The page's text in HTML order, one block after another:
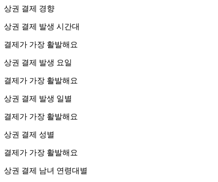
상권 결제 경향
상권 결제 발생 시간대
결제가 가장 활발해요
상권 결제 발생 요일
결제가 가장 활발해요
상권 결제 발생 일별
결제가 가장 활발해요
상권 결제 성별
결제가 가장 활발해요
상권 결제 남녀 연령대별